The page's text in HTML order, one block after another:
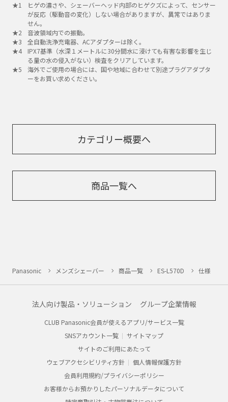
ヒゲの濃さや、シェーバーヘッド内部のヒゲクズによって、センサー
が反応（駆動音の変化）しない場合がありますが、異常ではありま
せん。
音波領域内での振動。
全自動洗浄充電器、ACアダプターは除く。
IPX7基準（水深１メートルに30分間水に浸けても有害な影響を生じ
る量の水の侵入がない）検査をクリアしています。
海外でご使用の場合には、国や地域に合わせて別途プラグアダプタ
ーをお買い求めください。
カテゴリー概要へ
商品一覧へ
Panasonic メンズシェーバー 商品一覧 ES-L570D 仕様
法人向け製品・ソリューション グループ企業情報
CLUB Panasonic会員が使えるアプリ/サービス一覧
SNSアカウント一覧
サイトマップ
サイトのご利用にあたって
ウェブアクセシビリティ方針
個人情報保護方針
会員利用規約/プライバシーポリシー
お客様からお預かりしたパーソナルデータについて